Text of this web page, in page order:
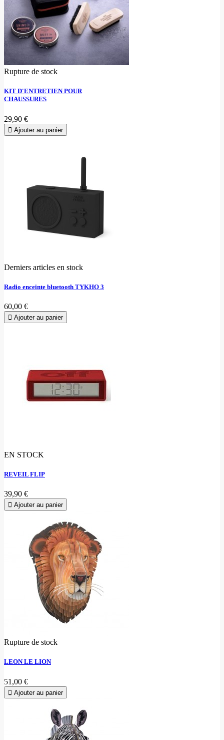
Rupture de stock
KIT D'ENTRETIEN POUR
CHAUSSURES
29,90 €
Ajouter au panier
Derniers articles en stock
Radio enceinte bluetooth TYKHO 3
60,00 €
Ajouter au panier
EN STOCK
REVEIL FLIP
39,90 €
Ajouter au panier
Rupture de stock
LEON LE LION
51,00 €
Ajouter au panier